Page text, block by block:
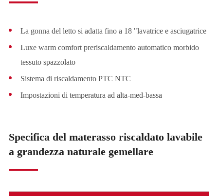
La gonna del letto si adatta fino a 18 "lavatrice e asciugatrice
Luxe warm comfort preriscaldamento automatico morbido
tessuto spazzolato
Sistema di riscaldamento PTC NTC
Impostazioni di temperatura ad alta-med-bassa
Specifica del materasso riscaldato lavabile
a grandezza naturale gemellare